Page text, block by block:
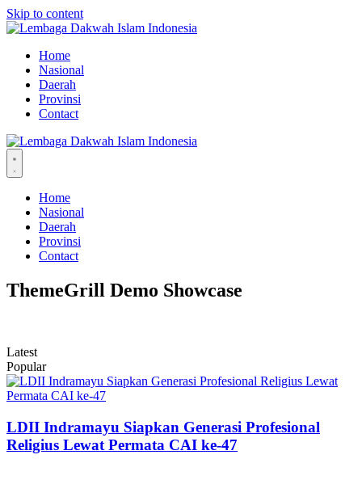
Skip to content
Home
Nasional
Daerah
Provinsi
Contact
Home
Nasional
Daerah
Provinsi
Contact
ThemeGrill Demo Showcase
Latest
Popular
LDII Indramayu Siapkan Generasi Profesional
Religius Lewat Permata CAI ke-47